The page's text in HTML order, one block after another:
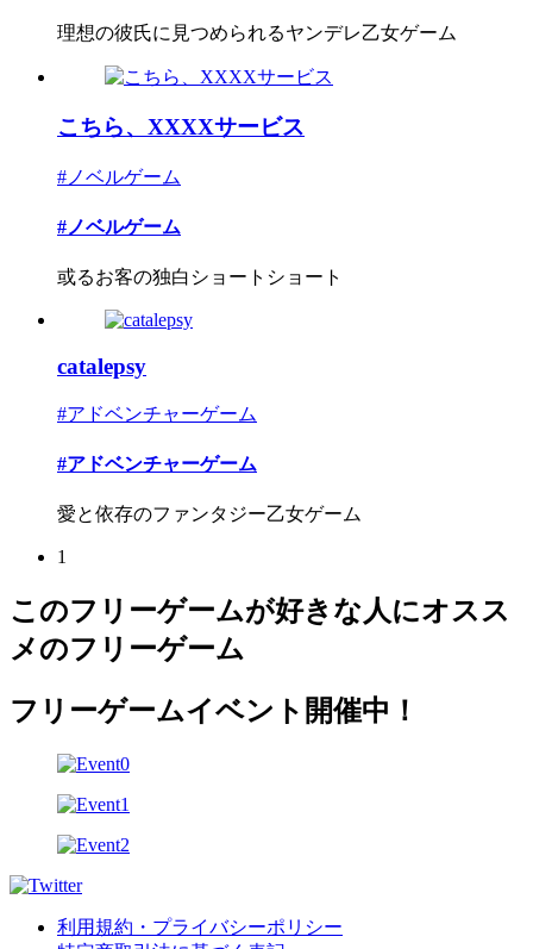
理想の彼氏に見つめられるヤンデレ乙女ゲーム
こちら、XXXXサービス
#ノベルゲーム
#ノベルゲーム
或るお客の独白ショートショート
catalepsy
#アドベンチャーゲーム
#アドベンチャーゲーム
愛と依存のファンタジー乙女ゲーム
1
このフリーゲームが好きな人にオスス
メのフリーゲーム
フリーゲームイベント開催中！
利用規約・プライバシーポリシー